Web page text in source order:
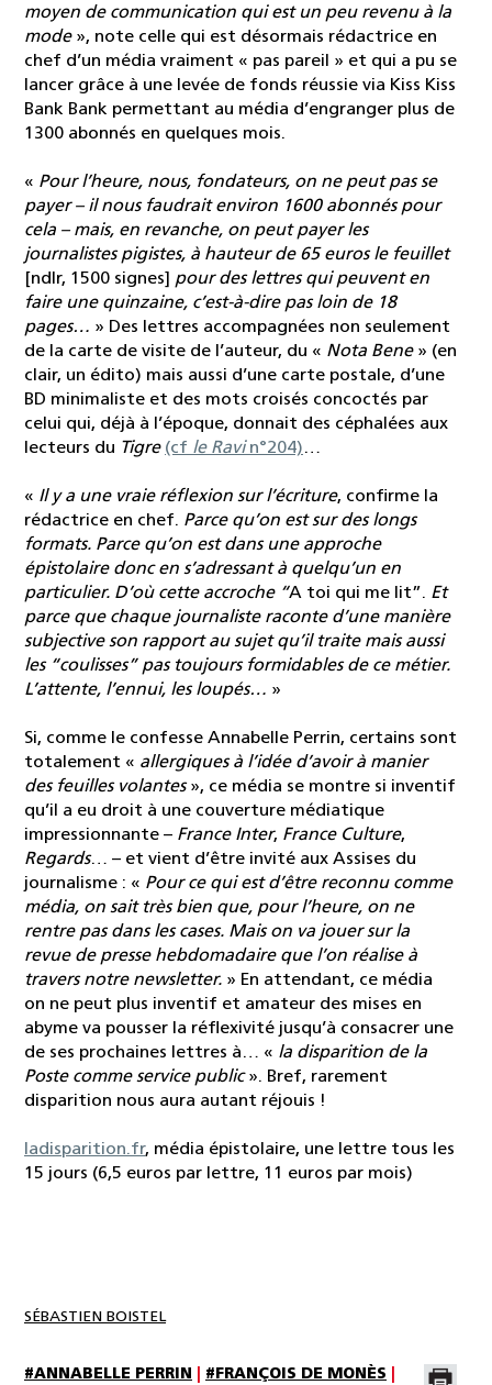
moyen de communication qui est un peu revenu à la
mode », note celle qui est désormais rédactrice en
chef d’un média vraiment « pas pareil » et qui a pu se
lancer grâce à une levée de fonds réussie via Kiss Kiss
Bank Bank permettant au média d’engranger plus de
1300 abonnés en quelques mois.
« Pour l’heure, nous, fondateurs, on ne peut pas se
payer – il nous faudrait environ 1600 abonnés pour
cela – mais, en revanche, on peut payer les
journalistes pigistes, à hauteur de 65 euros le feuillet
[ndlr, 1500 signes] pour des lettres qui peuvent en
faire une quinzaine, c’est-à-dire pas loin de 18
pages… » Des lettres accompagnées non seulement
de la carte de visite de l’auteur, du « Nota Bene » (en
clair, un édito) mais aussi d’une carte postale, d’une
BD minimaliste et des mots croisés concoctés par
celui qui, déjà à l’époque, donnait des céphalées aux
lecteurs du Tigre (cf le Ravin°204)…
« Il y a une vraie réflexion sur l’écriture, confirme la
rédactrice en chef. Parce qu’on est sur des longs
formats. Parce qu’on est dans une approche
épistolaire donc en s’adressant à quelqu’un en
particulier. D’où cette accroche “A toi qui me lit”. Et
parce que chaque journaliste raconte d’une manière
subjective son rapport au sujet qu’il traite mais aussi
les “coulisses” pas toujours formidables de ce métier.
L’attente, l’ennui, les loupés… »
Si, comme le confesse Annabelle Perrin, certains sont
totalement « allergiques à l’idée d’avoir à manier
des feuilles volantes», ce média se montre si inventif
qu’il a eu droit à une couverture médiatique
impressionnante – France Inter, France Culture,
Regards… – et vient d’être invité aux Assises du
journalisme : « Pour ce qui est d’être reconnu comme
média, on sait très bien que, pour l’heure, on ne
rentre pas dans les cases. Mais on va jouer sur la
revue de presse hebdomadaire que l’on réalise à
travers notre newsletter. » En attendant, ce média
on ne peut plus inventif et amateur des mises en
abyme va pousser la réflexivité jusqu’à consacrer une
de ses prochaines lettres à… « la disparition de la
Poste comme service public». Bref, rarement
disparition nous aura autant réjouis !
ladisparition.fr, média épistolaire, une lettre tous les
15 jours (6,5 euros par lettre, 11 euros par mois)
SÉBASTIEN BOISTEL
#ANNABELLE PERRIN #FRANÇOIS DE MONÈS